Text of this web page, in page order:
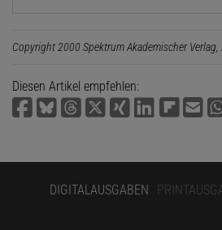
Copyright 2000 Spektrum Akademischer Verlag,
Diesen Artikel empfehlen:
DIGITALAUSGABEN